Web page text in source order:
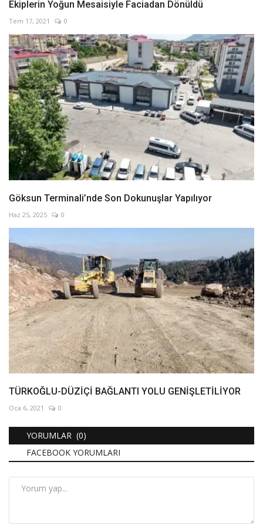
Ekiplerin Yoğun Mesaisiyle Faciadan Dönüldü
Tem 17, 2021 0
Göksun Terminali’nde Son Dokunuşlar Yapılıyor
Haz 25, 2025 0
TÜRKOĞLU-DÜZİÇİ BAĞLANTI YOLU GENİŞLETİLİYOR
Oca 6, 2021 0
YORUMLAR (0)
FACEBOOK YORUMLARI